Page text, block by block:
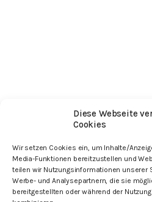
Diese Webseite
Cookies
Wir setzen Cookies ein, um Inhalte/
Media-Funktionen bereitzustellen und
teilen wir Nutzungsinformationen unserer
Werbe- und Analysepartnern, die sie
bereitgestellten oder während der